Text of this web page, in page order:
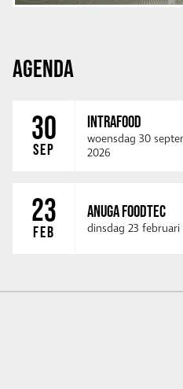
AGENDA
30
SEP
INTRAFOOD
woensdag 30
2026
23
FEB
ANUGA FOODTEC
dinsdag 23 februari